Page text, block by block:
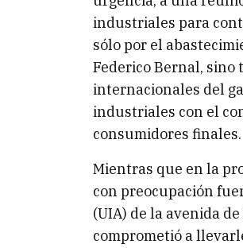
industriales para
sólo por el
Federico Bernal, sino
internacionales del
industriales con el
consumidores finales.
Mientras que en la
con preocupación
(UIA) de la avenida
comprometió a